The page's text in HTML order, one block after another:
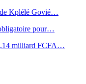
de Kplélé Govié…
pour…
milliard FCFA…